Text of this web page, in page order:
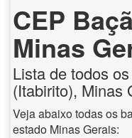
CEP
Minas
Lista de todos
(Itabirito), Minas
Veja abaixo todas os
estado Minas Gerais: